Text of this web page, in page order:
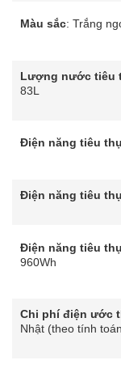
Màu sắc: Trắng
Lượng nước tiêu
83L
Điện năng tiêu
Điện năng tiêu
Điện năng tiêu
960Wh
Chi phí điện ước
Nhật (theo tính